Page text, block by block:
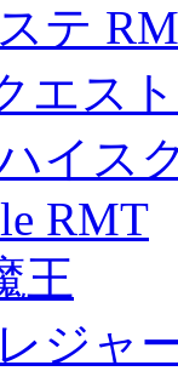
テ
エスト
イス
RMT
王
ジャ